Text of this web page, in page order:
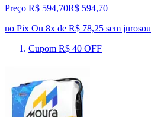
Preço R$ 594,70R$ 594,70
no Pix Ou 8x de R$ 78,25 sem jurosou
Cupom R$ 40 OFF